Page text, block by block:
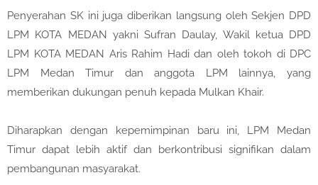
Penyerahan SK ini juga diberikan langsung oleh Sekjen DPD
LPM KOTA MEDAN yakni Sufran Daulay, Wakil ketua DPD
LPM KOTA MEDAN Aris Rahim Hadi dan oleh tokoh di DPC
LPM Medan Timur dan anggota LPM lainnya, yang
memberikan dukungan penuh kepada Mulkan Khair.
Diharapkan dengan kepemimpinan baru ini, LPM Medan
Timur dapat lebih aktif dan berkontribusi signifikan dalam
pembangunan masyarakat.